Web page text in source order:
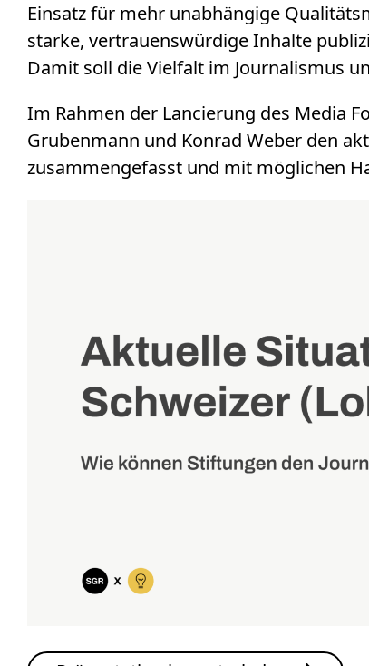
Einsatz für mehr unabhängige
starke, vertrauenswürdige Inhalte
Damit soll die Vielfalt im Journalismus
Im Rahmen der Lancierung des Media
Grubenmann und Konrad Weber den
zusammengefasst und mit möglichen